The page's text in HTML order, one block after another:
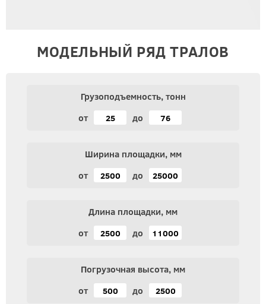
МОДЕЛЬНЫЙ РЯД ТРАЛОВ
Грузоподъемность, тонн
от
до
Ширина площадки, мм
от
до
Длина площадки, мм
от
до
Погрузочная высота, мм
от
до